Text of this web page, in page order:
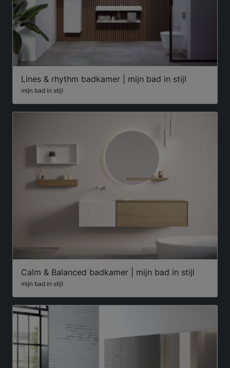
Lines & rhythm badkamer | mijn bad in stijl
mijn bad in stijl
Calm & Balanced badkamer | mijn bad in stijl
mijn bad in stijl